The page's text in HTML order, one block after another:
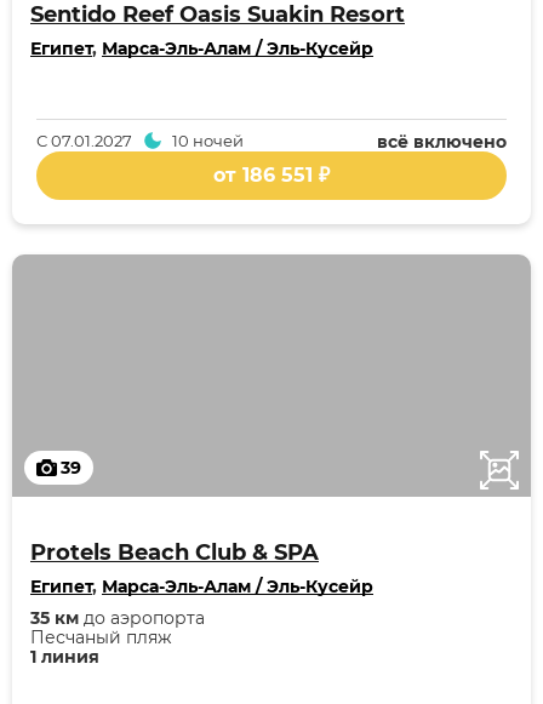
Sentido Reef Oasis Suakin Resort
Египет, Марса-Эль-Алам / Эль-Кусейр
всё включено
С07.01.2027 10 ночей
от 186 551 ₽
39
Protels Beach Club & SPA
Египет, Марса-Эль-Алам / Эль-Кусейр
1 линия
Песчаный пляж
35 км до аэропорта